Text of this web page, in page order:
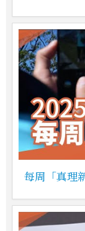
每周「真理